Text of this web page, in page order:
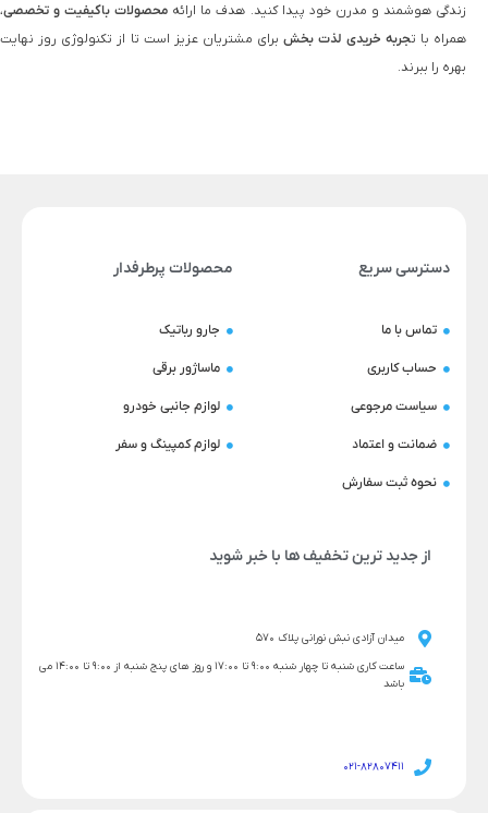
زندگی هوشمند و مدرن خود پیدا کنید. هدف ما ارائه محصولات باکیفیت و تخصصی،
همراه با تجربه خریدی لذت‌ بخشبرای مشتریان عزیز است تا از تکنولوژی روز نهایت
بهره را ببرند.
دسترسی سریع
تماس با ما
حساب کاربری
سیاست مرجوعی
ضمانت و اعتماد
نحوه ثبت سفارش
محصولات پرطرفدار
جارو رباتیک
ماساژور برقی
لوازم جانبی خودرو
لوازم کمپینگ و سفر
از جدید ترین تخفیف ها با خبر شوید
میدان آزادی نبش نورانی پلاک 570
ساعت کاری شنبه تا چهار شنبه 9:00 تا 17:00 و روز های پنج شنبه از 9:00 تا 14:00 می
باشد
021-82807411